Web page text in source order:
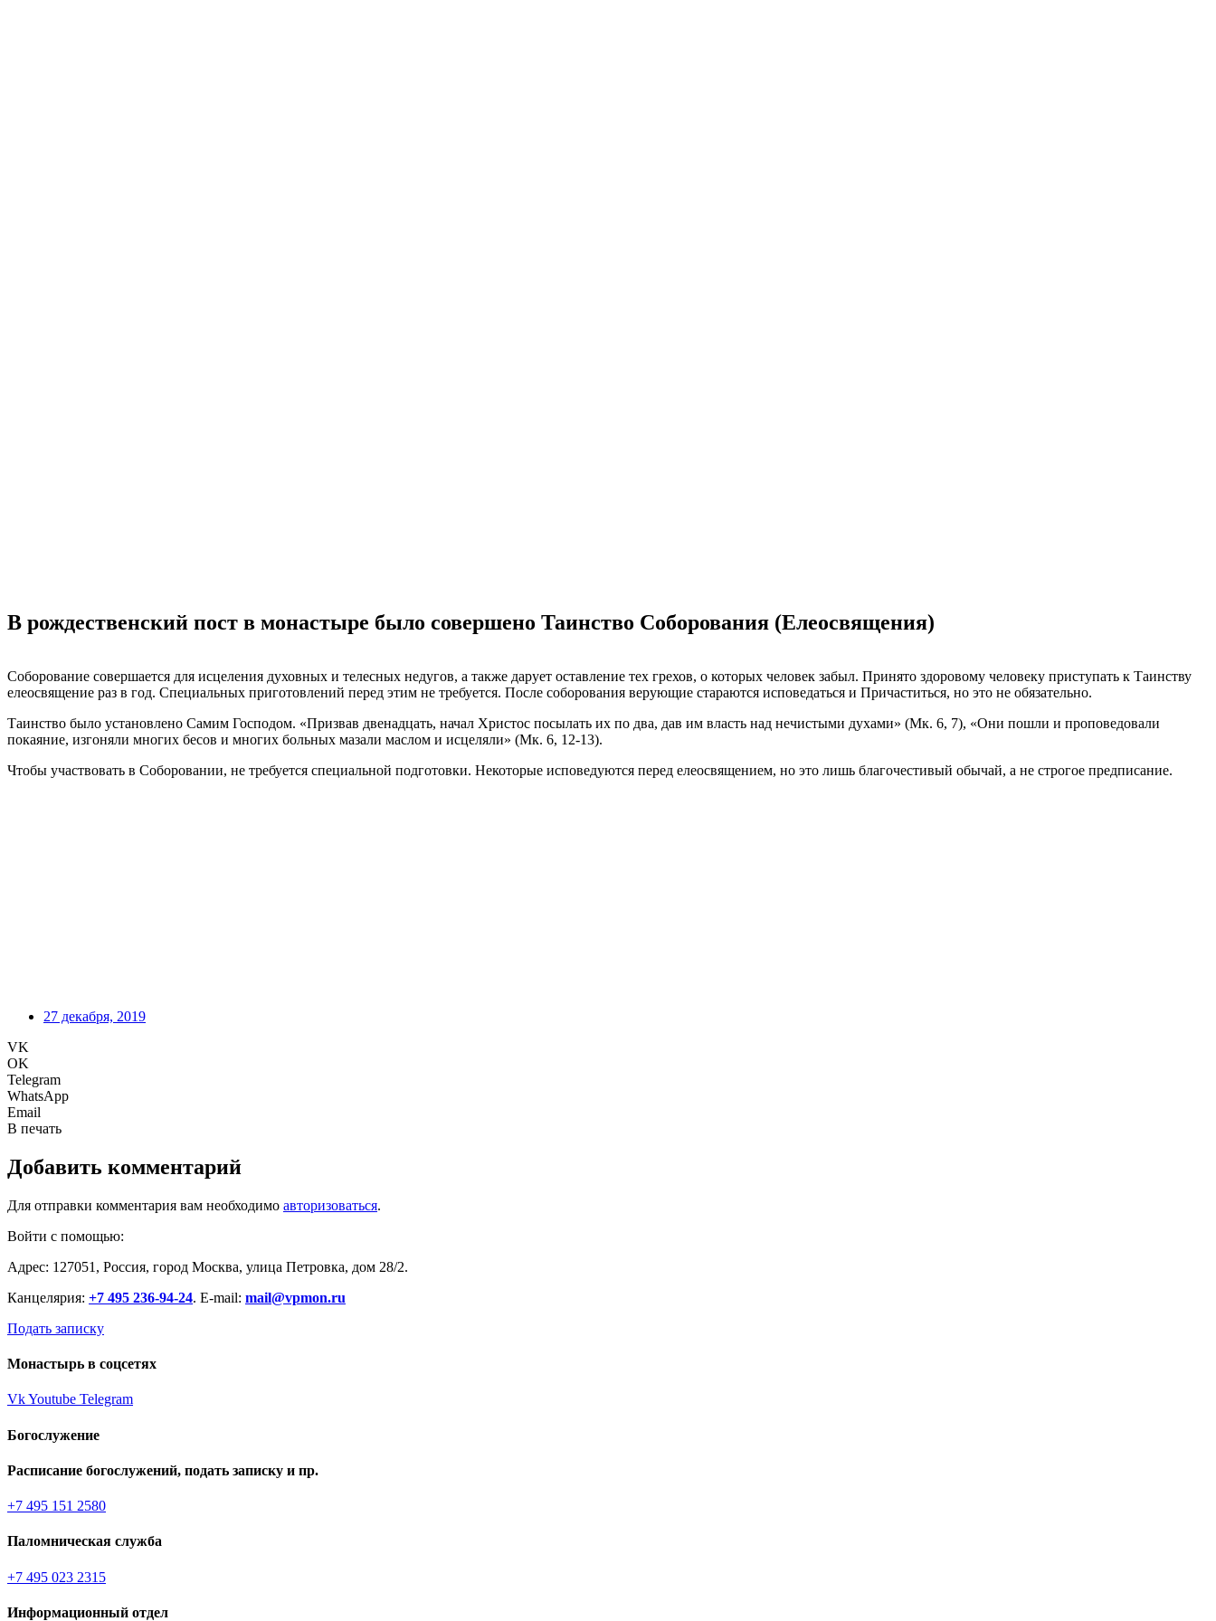
В рождественский пост в монастыре было совершено Таинство Соборования (Елеосвящения)
Соборование совершается для исцеления духовных и телесных недугов, а также дарует оставление тех грехов, о которых человек забыл. Принято здоровому человеку приступать к Таинству
елеосвящение раз в год. Специальных приготовлений перед этим не требуется. После соборования верующие стараются исповедаться и Причаститься, но это не обязательно.
Таинство было установлено Самим Господом. «Призвав двенадцать, начал Христос посылать их по два, дав им власть над нечистыми духами» (Мк. 6, 7), «Они пошли и проповедовали
покаяние, изгоняли многих бесов и многих больных мазали маслом и исцеляли» (Мк. 6, 12-13).
Чтобы участвовать в Соборовании, не требуется специальной подготовки. Некоторые исповедуются перед елеосвящением, но это лишь благочестивый обычай, а не строгое предписание.
27 декабря, 2019
VK
OK
Telegram
WhatsApp
Email
В печать
Добавить комментарий
Для отправки комментария вам необходимо авторизоваться.
Войти с помощью:
Адрес: 127051, Россия, город Москва, улица Петровка, дом 28/2.
Канцелярия: +7 495 236-94-24. E-mail: mail@vpmon.ru
Подать записку
Монастырь в соцсетях
VkYoutube Telegram
Богослужение
Расписание богослужений, подать записку и пр.
+7 495 151 2580
Паломническая служба
+7 495 023 2315
Информационный отдел